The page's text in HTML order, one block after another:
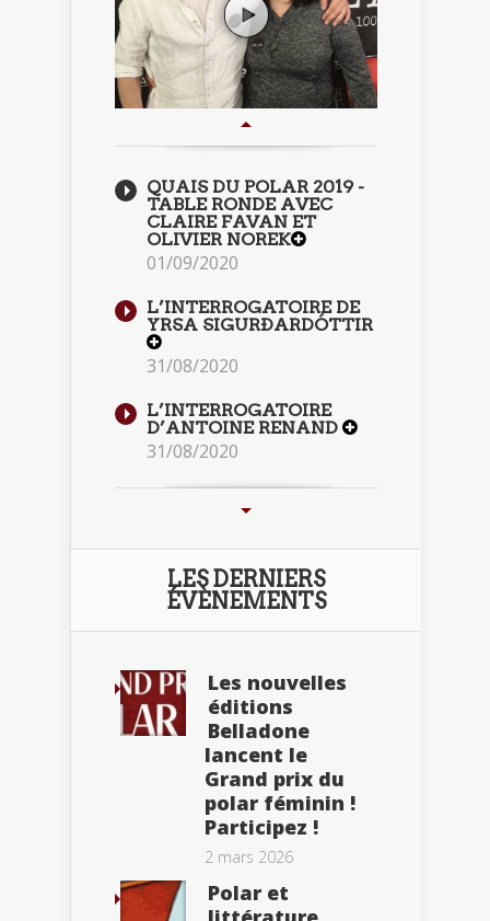
QUAIS DU POLAR 2019 -
TABLE RONDE AVEC
CLAIRE FAVAN ET
OLIVIER NOREK
01/09/2020
L’INTERROGATOIRE DE
YRSA SIGURÐARDÓTTIR
31/08/2020
L’INTERROGATOIRE
D’ANTOINE RENAND
31/08/2020
LES DERNIERS
ÉVÈNEMENTS
Les nouvelles
éditions
Belladone
lancent le
Grand prix du
polar féminin !
Participez !
2 mars 2026
Polar et